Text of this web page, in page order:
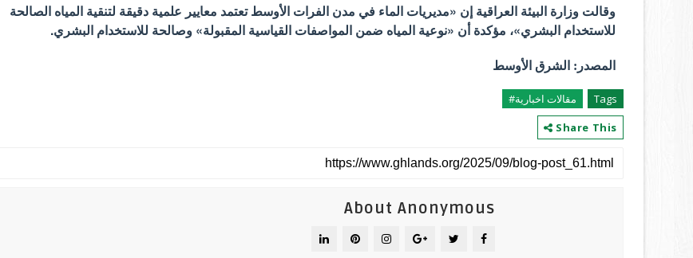
وقالت وزارة البيئة العراقية إن «مديريات الماء في مدن الفرات الأوسط تعتمد معايير علمية دقيقة لتنقية المياه الصالحة
للاستخدام البشري»، مؤكدة أن «نوعية المياه ضمن المواصفات القياسية المقبولة» وصالحة للاستخدام البشري.
المصدر: الشرق الأوسط
Tags
مقالات اخبارية#
Share This
About Anonymous